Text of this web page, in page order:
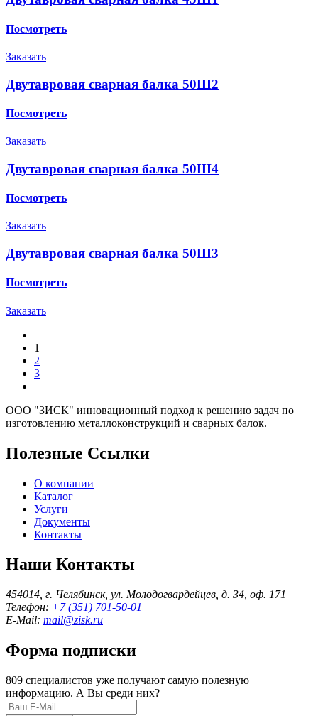
Посмотреть
Заказать
Двутавровая сварная балка 50Ш2
Посмотреть
Заказать
Двутавровая сварная балка 50Ш4
Посмотреть
Заказать
Двутавровая сварная балка 50Ш3
Посмотреть
Заказать
1
2
3
ООО "ЗИСК" инновационный подход к решению задач по
изготовлению металлоконструкций и сварных балок.
Полезные Ссылки
О компании
Каталог
Услуги
Документы
Контакты
Наши Контакты
454014, г. Челябинск, ул. Молодогвардейцев, д. 34, оф. 171
Телефон: +7 (351) 701-50-01
E-Mail: mail@zisk.ru
Форма подписки
809 специалистов уже получают самую полезную
информацию. А Вы среди них?